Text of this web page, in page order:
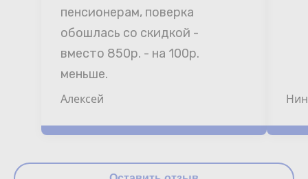
пенсионерам, поверка
обошлась со скидкой -
вместо 850р. - на 100р.
меньше.
Алексей